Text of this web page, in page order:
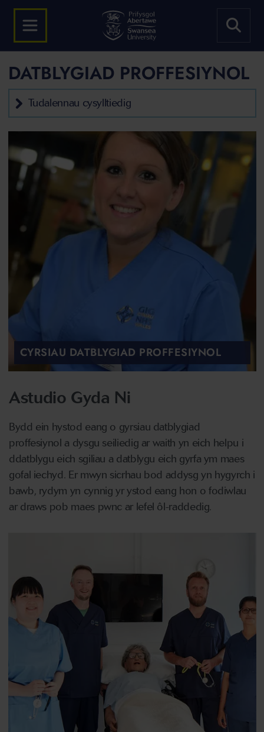
DATBLYGIAD PROFFESIYNOL
Tudalennau cysylltiedig
CYRSIAU DATBLYGIAD PROFFESIYNOL
Astudio Gyda Ni
Bydd ein hystod eang o gyrsiau datblygiad
proffesiynol a dysgu seiliedig ar waith yn eich helpu i
ddatblygu eich sgiliau a datblygu eich gyrfa ym maes
gofal iechyd. Er mwyn sicrhau bod addysg yn hygyrch i
bawb, rydym yn cynnig yr ystod eang hon o fodiwlau
ar draws pob maes pwnc ar lefel ôl-raddedig.